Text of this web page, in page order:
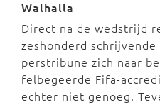
Walhalla
Direct na de wedstrijd
zeshonderd schrijvende
perstribune zich naar
felbegeerde Fifa-
echter niet genoeg.